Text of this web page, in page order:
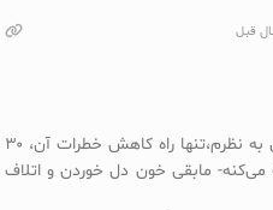
بله با توجه به الزام و اجباری بودن به نظرم،تنها راه کاهش خطرات آن، ۳۰
می‌کنه- مابقی خون دل خوردن و اتلاف